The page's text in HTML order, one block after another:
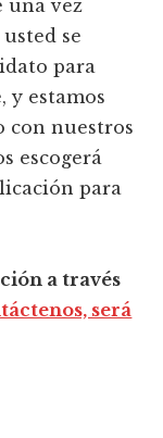
una vez
se
para
y estamos
con nuestros
escogerá
para
a través
será